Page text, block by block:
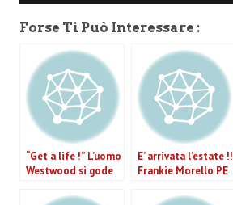
Forse Ti Può Interessare :
“Get a life !” L’uomo
Westwood si gode
ecologico. Il video
E’ arrivata l’estate !!
Frankie Morello PE